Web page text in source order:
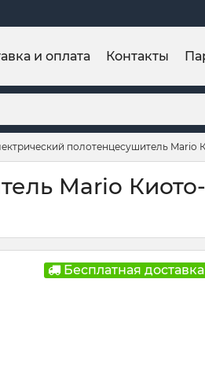
и оплата Контакты
полотенцесушитель Mario
Mario Киото-
Бесплатная доставка